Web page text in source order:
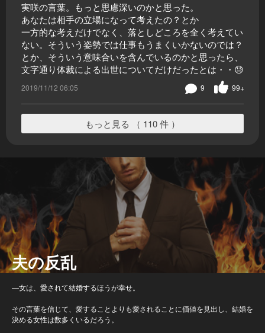
実咲の言葉。もっと思慮深いのかと思った。
あなたは相手の立場になって考えたの？とか
一方的な考えだけでなく、落としどころを全く考えてい
ない。そういう姿勢では仕事もうまくいかないのでは？
とか、そういう意味合いを含んでいるのかと思ったら、
文字通り体裁による出世についてだけだったとは・・😓
2019/11/12 06:05 99+
9
もっと見る （ 110 件 ）
夫の反乱
—女は、愛されて結婚するほうが幸せ。
その言葉を信じて、愛することよりも愛されることに価値を見出し、結婚を
決める女性は数多くいるだろう。